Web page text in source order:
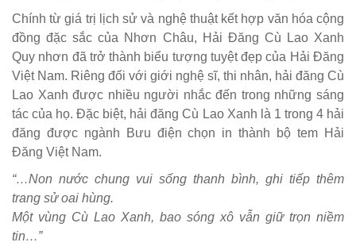
Chính từ giá trị lịch sử và nghệ thuật kết hợp văn hóa cộng
đồng đặc sắc của Nhơn Châu, Hải Đăng Cù Lao Xanh
Quy nhơn đã trở thành biểu tượng tuyệt đẹp của Hải Đăng
Việt Nam. Riêng đối với giới nghệ sĩ, thi nhân, hải đăng Cù
Lao Xanh được nhiều người nhắc đến trong những sáng
tác của họ. Ðặc biệt, hải đăng Cù Lao Xanh là 1 trong 4 hải
đăng được ngành Bưu điện chọn in thành bộ tem Hải
Đăng Việt Nam.
“…Non nước chung vui sống thanh bình, ghi tiếp thêm
trang sử oai hùng.
Một vùng Cù Lao Xanh, bao sóng xô vẫn giữ trọn niềm
tin…”